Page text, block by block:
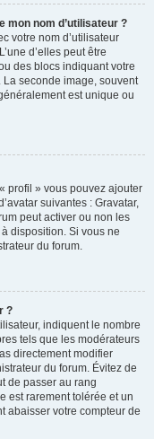
mon nom d’utilisateur ?
votre nom d’utilisateur
d’elles peut être
des blocs indiquant votre
seconde image, souvent
est unique ou
profil » vous pouvez ajouter
suivantes : Gravatar,
peut activer ou non les
disposition. Si vous ne
du forum.
?
indiquent le nombre
tels que les modérateurs
directement modifier
du forum. Évitez de
de passer au rang
est rarement tolérée et un
abaisser votre compteur de